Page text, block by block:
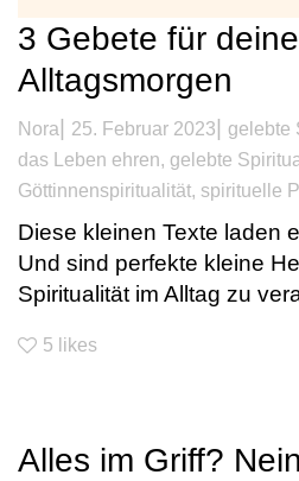
3 Gebete für
Alltagsmorgen
Nora 25. Februar 2023 gelebte
das Leben ehren, gelebte
Göttinnenspiritualität, spirituelle
Diese kleinen Texte laden
Und sind perfekte kleine
Spiritualität im Alltag zu
5 likes
Alles im Griff?